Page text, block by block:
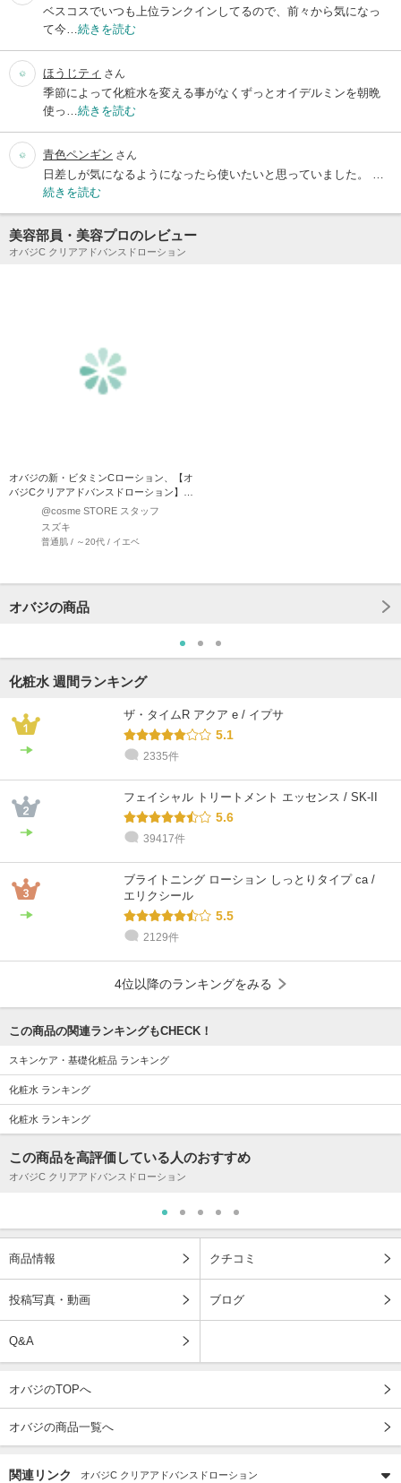
ベスコスでいつも上位ランクインしてるので、前々から気になっ
て今… 続きを読む
ほうじティ さん
季節によって化粧水を変える事がなくずっとオイデルミンを朝晩
使っ… 続きを読む
青色ペンギン さん
日差しが気になるようになったら使いたいと思っていました。 …
続きを読む
美容部員・美容プロのレビュー
オバジC クリアアドバンスドローション
オバジの新・ビタミンCローション、【オ
バジCクリアアドバンスドローション】
もう試しましたか？☆ …
@cosme STORE スタッフ
スズキ
普通肌 / ～20代 / イエベ
オバジの商品
化粧水 週間ランキング
ザ・タイムR アクア e / イプサ
5.1
2335件
フェイシャル トリートメント エッセンス / SK-II
5.6
39417件
ブライトニング ローション しっとりタイプ ca /
エリクシール
5.5
2129件
4位以降のランキングをみる
この商品の関連ランキングもCHECK！
スキンケア・基礎化粧品 ランキング
化粧水 ランキング
化粧水 ランキング
この商品を高評価している人のおすすめ
オバジC クリアアドバンスドローション
商品情報 クチコミ
投稿写真・動画 ブログ
Q&A
オバジのTOPへ
オバジの商品一覧へ
関連リンク オバジC クリアアドバンスドローション